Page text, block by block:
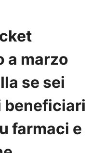
a marzo
se sei
beneficiari
farmaci e